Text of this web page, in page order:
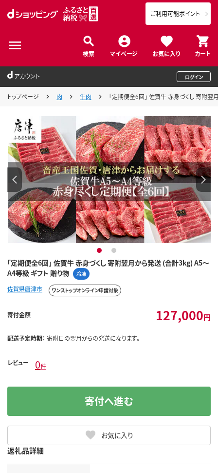
検索 マイページ お気に入り カート
ご利用可能ポイント
アカウント ログイン
トップページ 肉 牛肉 「定期便全6回」 佐賀牛 赤身づくし 寄附
「定期便全6回」 佐賀牛 赤身づくし 寄附翌月から発送 (合計3kg) A5～
A4等級 ギフト 贈り物
冷凍
1 2
佐賀県唐津市 ワンストップオンライン申請対象
寄付金額 127,000円
配送予定時期： 寄附日の翌月からの発送になります。
レビュー 0件
お気に入り
寄付へ進む
返礼品詳細